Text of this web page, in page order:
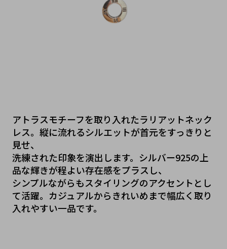
アトラスモチーフを取り入れたラリアットネック
レス。縦に流れるシルエットが首元をすっきりと
見せ、
洗練された印象を演出します。シルバー925の上
品な輝きが程よい存在感をプラスし、
シンプルながらもスタイリングのアクセントとし
て活躍。カジュアルからきれいめまで幅広く取り
入れやすい一品です。